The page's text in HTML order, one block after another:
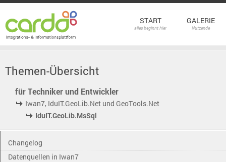
START
alles beginnt hier
GALERIE
Nutzende
Themen-Übersicht
für Techniker und Entwickler
Iwan7, IduIT.GeoLib.Net und GeoTools.Net
IduIT.GeoLib.MsSql
Changelog
Datenquellen in Iwan7